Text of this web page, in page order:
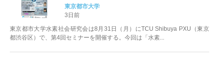
つながる技術実証と評価 ―」を開催
東京都市大学
3日前
東京都市大学水素社会研究会は8月31日（月）にTCU Shibuya PXU（東京
都渋谷区）で、第4回セミナーを開催する。今回は「水素...